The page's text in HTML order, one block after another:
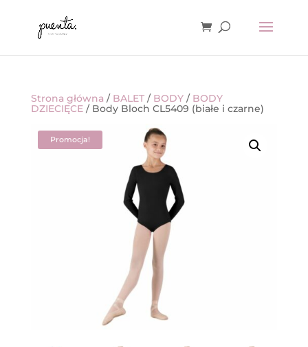
Strona główna / BALET/ BODY/ BODY
DZIECIĘCE/ Body Bloch CL5409 (białe i czarne)
Promocja!